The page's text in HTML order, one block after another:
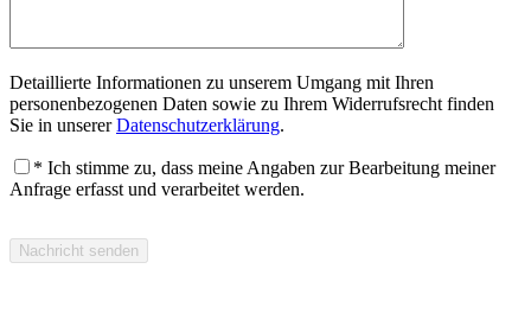
Detaillierte Informationen zu unserem Umgang mit Ihren
personenbezogenen Daten sowie zu Ihrem Widerrufsrecht finden
Sie in unsererDatenschutzerklärung.
* Ich stimme zu, dass meine Angaben zur Bearbeitung meiner
Anfrage erfasst und verarbeitet werden.